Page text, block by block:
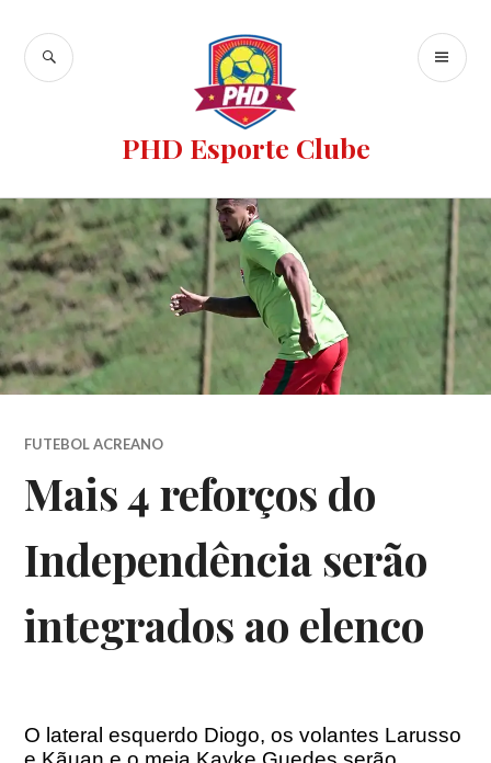
PHD Esporte Clube
FUTEBOL ACREANO
Mais 4 reforços do
Independência serão
integrados ao elenco
O lateral esquerdo Diogo, os volantes Larusso